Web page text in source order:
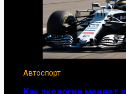
Автоспорт
Как экология меняет